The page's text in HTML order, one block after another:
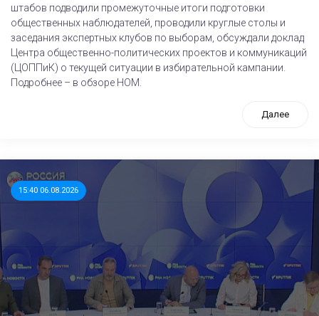
штабов подводили промежуточные итоги подготовки
общественных наблюдателей, проводили круглые столы и
заседания экспертных клубов по выборам, обсуждали доклад
Центра общественно-политических проектов и коммуникаций
(ЦОППиК) о текущей ситуации в избирательной кампании.
Подробнее – в обзоре НОМ.
Далее
15:40 06.08.2026